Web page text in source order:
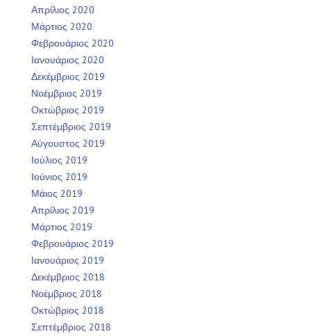
Απρίλιος 2020
Μάρτιος 2020
Φεβρουάριος 2020
Ιανουάριος 2020
Δεκέμβριος 2019
Νοέμβριος 2019
Οκτώβριος 2019
Σεπτέμβριος 2019
Αύγουστος 2019
Ιούλιος 2019
Ιούνιος 2019
Μάιος 2019
Απρίλιος 2019
Μάρτιος 2019
Φεβρουάριος 2019
Ιανουάριος 2019
Δεκέμβριος 2018
Νοέμβριος 2018
Οκτώβριος 2018
Σεπτέμβριος 2018